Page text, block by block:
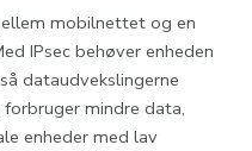
mobilnettet og en
IPsec behøver enheden
dataudvekslingerne
mindre data,
enheder med lav